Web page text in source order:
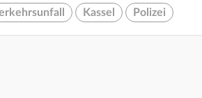
Kassel Polizei